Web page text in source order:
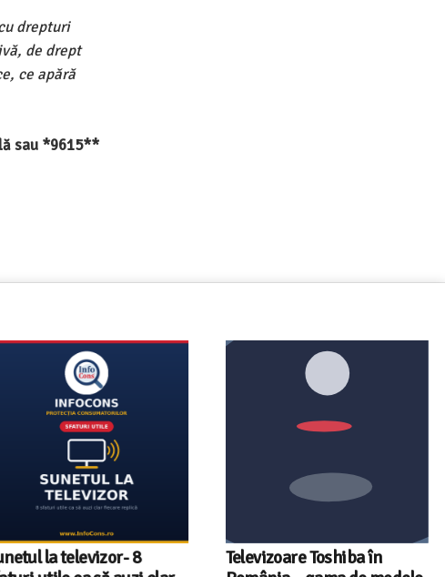
drepturi
de drept
ce apără
sau *9615**
la televizor- 8
Televizoare Toshiba în